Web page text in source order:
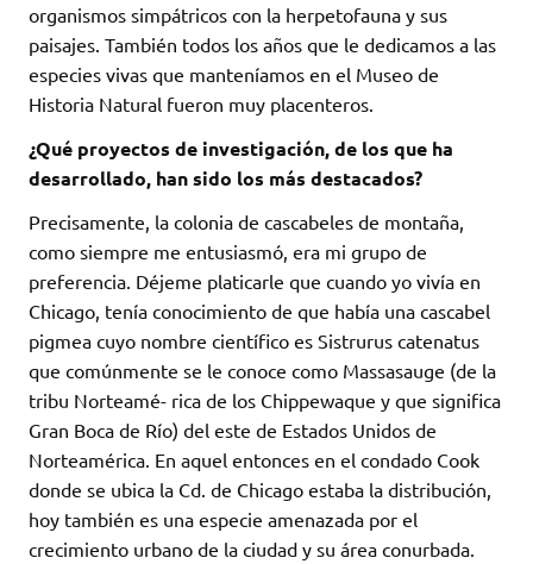
organismos simpátricos con la herpetofauna y sus
paisajes. También todos los años que le dedicamos a las
especies vivas que manteníamos en el Museo de
Historia Natural fueron muy placenteros.
¿Qué proyectos de investigación, de los que ha
desarrollado, han sido los más destacados?
Precisamente, la colonia de cascabeles de montaña,
como siempre me entusiasmó, era mi grupo de
preferencia. Déjeme platicarle que cuando yo vivía en
Chicago, tenía conocimiento de que había una cascabel
pigmea cuyo nombre científico es Sistrurus catenatus
que comúnmente se le conoce como Massasauge (de la
tribu Norteamé- rica de los Chippewaque y que significa
Gran Boca de Río) del este de Estados Unidos de
Norteamérica. En aquel entonces en el condado Cook
donde se ubica la Cd. de Chicago estaba la distribución,
hoy también es una especie amenazada por el
crecimiento urbano de la ciudad y su área conurbada.